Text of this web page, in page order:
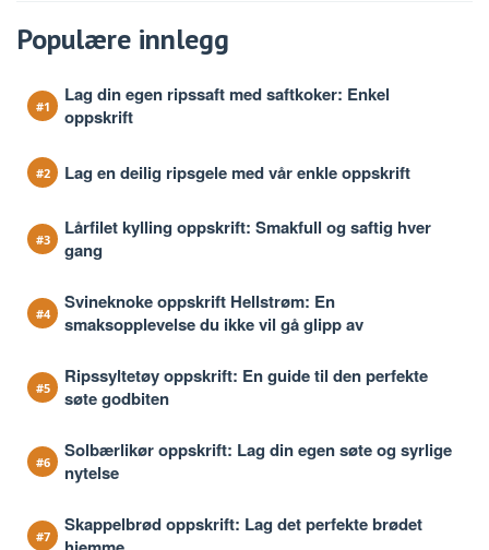
Populære innlegg
Lag din egen ripssaft med saftkoker: Enkel
oppskrift
Lag en deilig ripsgele med vår enkle oppskrift
Lårfilet kylling oppskrift: Smakfull og saftig hver
gang
Svineknoke oppskrift Hellstrøm: En
smaksopplevelse du ikke vil gå glipp av
Ripssyltetøy oppskrift: En guide til den perfekte
søte godbiten
Solbærlikør oppskrift: Lag din egen søte og syrlige
nytelse
Skappelbrød oppskrift: Lag det perfekte brødet